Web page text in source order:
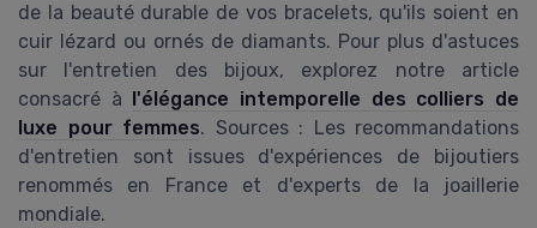
de la beauté durable de vos bracelets, qu'ils soient en
cuir lézard ou ornés de diamants. Pour plus d'astuces
sur l'entretien des bijoux, explorez notre article
consacré à
l'élégance intemporelle des colliers de
luxe pour femmes. Sources : Les recommandations
d'entretien sont issues d'expériences de bijoutiers
renommés en France et d'experts de la joaillerie
mondiale.